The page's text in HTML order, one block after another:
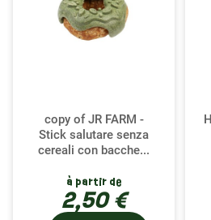
copy of JR FARM -
Stick salutare senza
cereali con bacche...
à partir de
2,50 €